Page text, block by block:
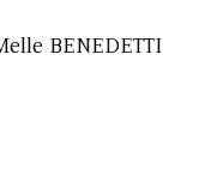
BENEDETTI